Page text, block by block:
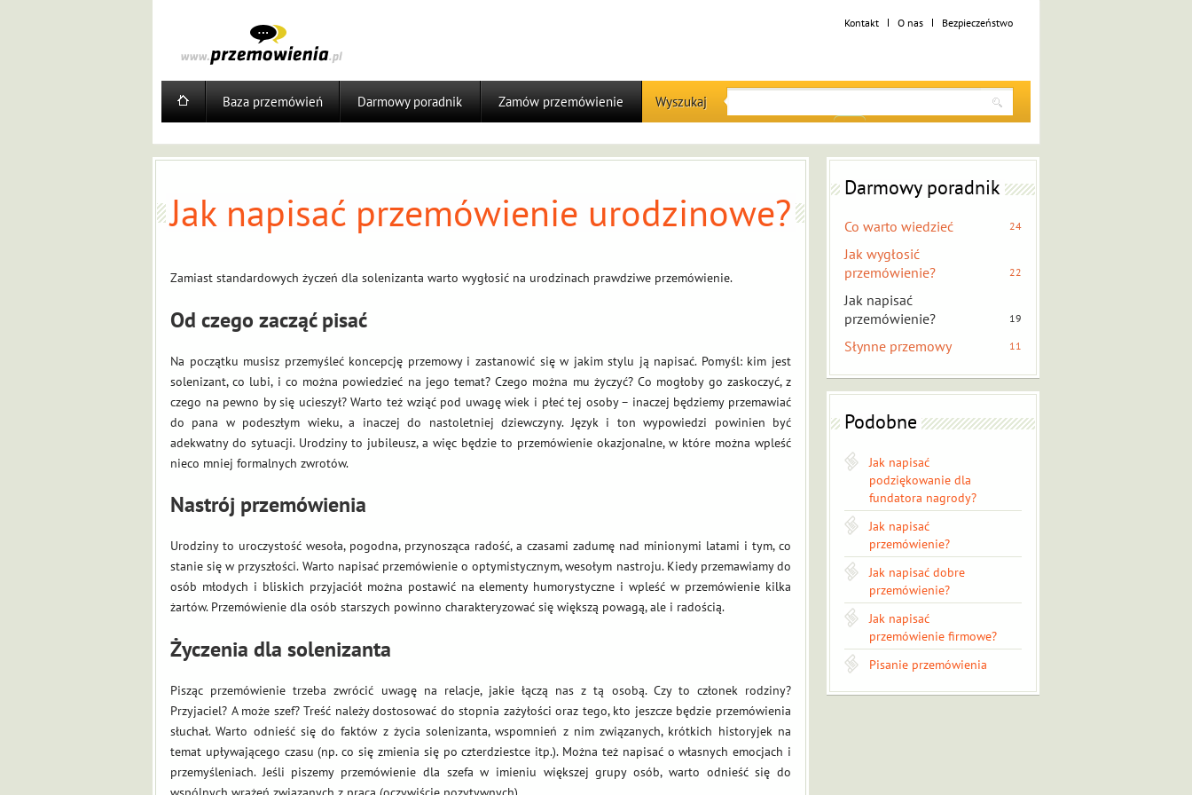
Kontakt O nas Bezpieczeństwo
Baza przemówień Darmowy poradnik Zamów przemówienie Wyszukaj
Jak napisać przemówienie urodzinowe?
Zamiast standardowych życzeń dla solenizanta warto wygłosić na urodzinach prawdziwe przemówienie.
Od czego zacząć pisać
Na początku musisz przemyśleć koncepcję przemowy i zastanowić się w jakim stylu ją napisać. Pomyśl: kim jest
solenizant, co lubi, i co można powiedzieć na jego temat? Czego można mu życzyć? Co mogłoby go zaskoczyć, z
czego na pewno by się ucieszył? Warto też wziąć pod uwagę wiek i płeć tej osoby – inaczej będziemy przemawiać
do pana w podeszłym wieku, a inaczej do nastoletniej dziewczyny. Język i ton wypowiedzi powinien być
adekwatny do sytuacji. Urodziny to jubileusz, a więc będzie to przemówienie okazjonalne, w które można wpleść
nieco mniej formalnych zwrotów.
Nastrój przemówienia
Urodziny to uroczystość wesoła, pogodna, przynosząca radość, a czasami zadumę nad minionymi latami i tym, co
stanie się w przyszłości. Warto napisać przemówienie o optymistycznym, wesołym nastroju. Kiedy przemawiamy do
osób młodych i bliskich przyjaciół można postawić na elementy humorystyczne i wpleść w przemówienie kilka
żartów. Przemówienie dla osób starszych powinno charakteryzować się większą powagą, ale i radością.
Życzenia dla solenizanta
Pisząc przemówienie trzeba zwrócić uwagę na relacje, jakie łączą nas z tą osobą. Czy to członek rodziny?
Przyjaciel? A może szef? Treść należy dostosować do stopnia zażyłości oraz tego, kto jeszcze będzie przemówienia
słuchał. Warto odnieść się do faktów z życia solenizanta, wspomnień z nim związanych, krótkich historyjek na
temat upływającego czasu (np. co się zmienia się po czterdziestce itp.). Można też napisać o własnych emocjach i
przemyśleniach. Jeśli piszemy przemówienie dla szefa w imieniu większej grupy osób, warto odnieść się do
Darmowy poradnik
Co warto wiedzieć 24
Jak wygłosić
przemówienie?
22
Jak napisać
przemówienie?
19
Słynne przemowy 11
Podobne
Jak napisać
podziękowanie dla
fundatora nagrody?
Jak napisać
przemówienie?
Jak napisać dobre
przemówienie?
Jak napisać
przemówienie firmowe?
Pisanie przemówienia